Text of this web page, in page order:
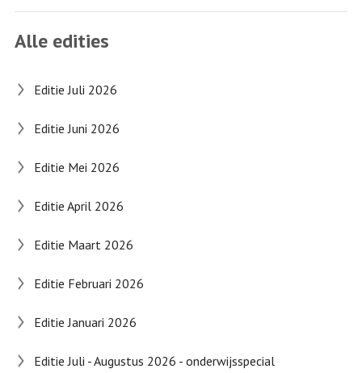
Alle edities
Editie Juli 2026
Editie Juni 2026
Editie Mei 2026
Editie April 2026
Editie Maart 2026
Editie Februari 2026
Editie Januari 2026
Editie Juli - Augustus 2026 - onderwijsspecial